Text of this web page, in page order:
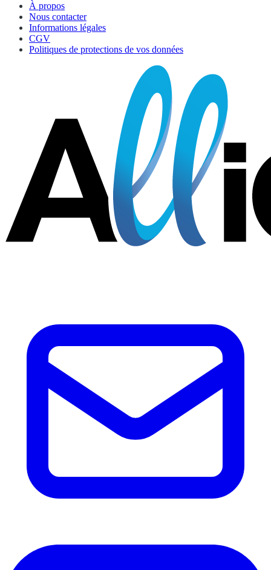
À propos
Nous contacter
Informations légales
CGV
Politiques de protections de vos données